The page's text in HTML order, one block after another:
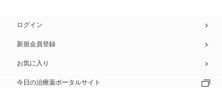
ログイン
新規会員登録
お気に入り
今日の治療薬ポータルサイト